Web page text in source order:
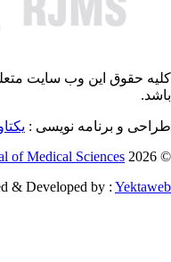
حقوق این وب سایت
و برنامه نویسی :
©
of Medical Sciences
& Developed by :